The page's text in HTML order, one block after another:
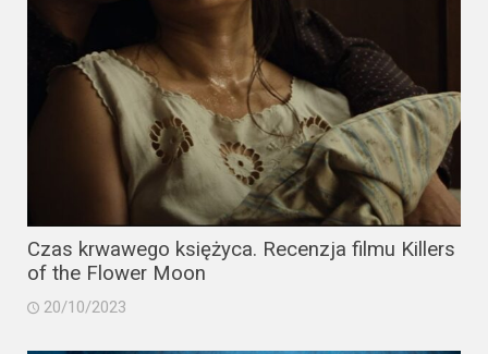
Czas krwawego księżyca. Recenzja filmu Killers
of the Flower Moon
20/10/2023